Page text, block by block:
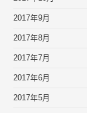
2017年9月
2017年8月
2017年7月
2017年6月
2017年5月